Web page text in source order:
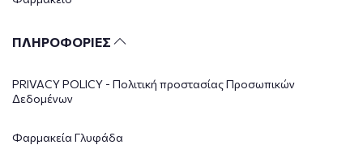
ΠΛΗΡΟΦΟΡΙΕΣ
PRIVACY POLICY - Πολιτική προστασίας Προσωπικών
Δεδομένων
Φαρμακεία Γλυφάδα